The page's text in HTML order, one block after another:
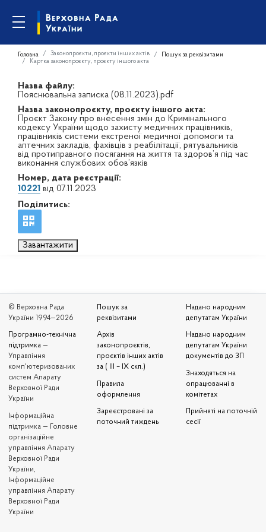
Головна Законопроєкти, проєкти інших актів
Пошук за реквізитами
Картка законопроєкту, проєкту іншого акта
Назва файлу:
Пояснювальна записка (08.11.2023).pdf
Назва законопроєкту, проєкту іншого акта:
Проєкт Закону про внесення змін до Кримінального
кодексу України щодо захисту медичних працівників,
працівників системи екстреної медичної допомоги та
аптечних закладів, фахівців з реабілітації, рятувальників
від протиправного посягання на життя та здоров’я під час
виконання службових обов’язків
Номер, дата реєстрації:
10221 від 07.11.2023
Поділитись:
Завантажити
© Верховна Рада
України 1994—2026
Програмно-технічна
підтримка —
Управління
комп'ютеризованих
систем Апарату
Верховної Ради
України
Iнформаційна
підтримка — Головне
організаційне
управління Апарату
Верховної Ради
України,
Інформаційне
управління Апарату
Верховної Ради
України
Пошук за
реквізитами
Архів
законопроєктів,
проєктів інших актів
за ( III – IX скл.)
Правила
оформлення
Зареєстровані за
поточний тиждень
Надано народним
депутатам України
Надано народним
депутатам України
документів до ЗП
Знаходяться на
опрацюванні в
комітетах
Прийняті на поточній
сесії